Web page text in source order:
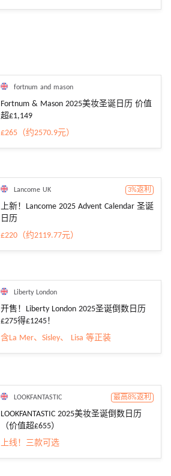
fortnum and mason
Fortnum & Mason 2025美妆圣诞日历 价值
超£1,149
£265（约2570.9元）
Lancome UK 3%返利
上新！Lancome 2025 Advent Calendar 圣诞
日历
£220（约2119.77元）
Liberty London
开售！Liberty London 2025圣诞倒数日历
£275得£1245！
含La Mer、Sisley、 Lisa 等正装
LOOKFANTASTIC 最高8%返利
LOOKFANTASTIC 2025美妆圣诞倒数日历
（价值超£655）
上线！三款可选